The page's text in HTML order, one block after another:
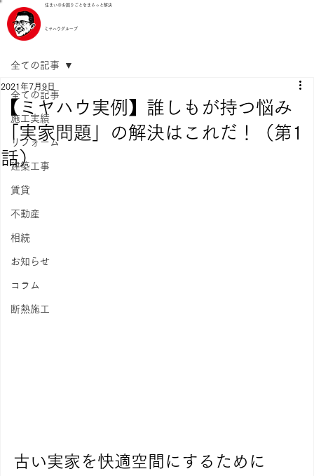
ミヤハウグループ
住まいのお困りごとをまるっと解決
全ての記事
施工実績
リフォーム
建築工事
賃貸
不動産
相続
お知らせ
コラム
断熱施工
全ての記事
【ミヤハウ実例】誰しもが持つ悩み
「実家問題」の解決はこれだ！（第1
話）
2021年7月9日
古い実家を快適空間にするために